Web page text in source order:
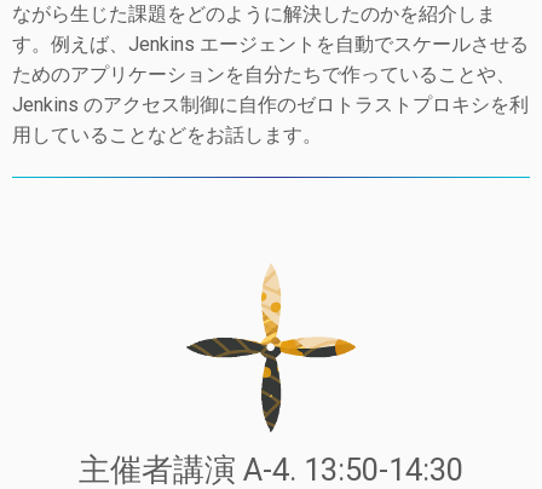
ながら生じた課題をどのように解決したのかを紹介しま
す。例えば、Jenkins エージェントを自動でスケールさせる
ためのアプリケーションを自分たちで作っていることや、
Jenkins のアクセス制御に自作のゼロトラストプロキシを利
用していることなどをお話します。
主催者講演 A-4. 13:50-14:30